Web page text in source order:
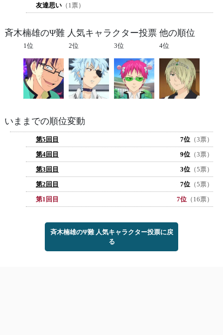
友達思い （1票）
斉木楠雄のΨ難 人気キャラクター投票 他の順位
1位 2位 3位 4位
いままでの順位変動
第5回目 7位 （3票）
第4回目
9位 （3票）
第3回目
3位 （5票）
第2回目
7位 （5票）
第1回目
7位 （16票）
斉木楠雄のΨ難 人気キャラクター投票に戻
る